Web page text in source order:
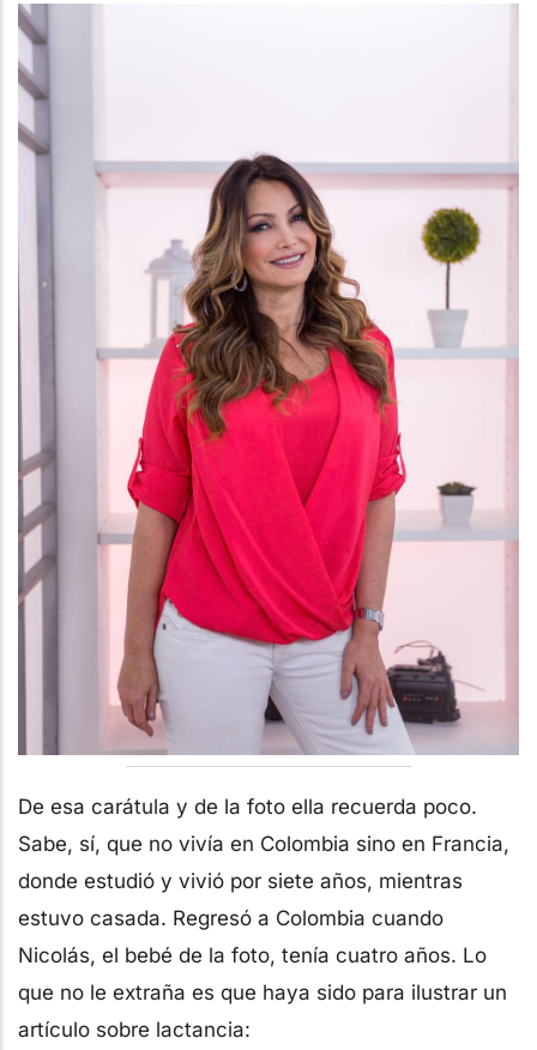
De esa carátula y de la foto ella recuerda poco.
Sabe, sí, que no vivía en Colombia sino en Francia,
donde estudió y vivió por siete años, mientras
estuvo casada. Regresó a Colombia cuando
Nicolás, el bebé de la foto, tenía cuatro años. Lo
que no le extraña es que haya sido para ilustrar un
artículo sobre lactancia: